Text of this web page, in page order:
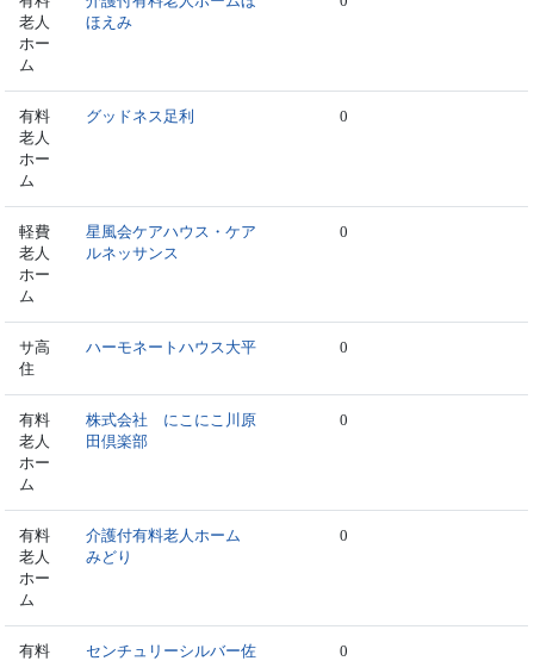
老人
ホー
ム
ほえみ
有料
老人
ホー
ム
グッドネス足利 0
軽費
老人
ホー
ム
星風会ケアハウス・ケア
ルネッサンス
0
サ高
住
ハーモネートハウス大平 0
有料
老人
ホー
ム
株式会社 にこにこ川原
田倶楽部
0
有料
老人
ホー
ム
介護付有料老人ホーム
みどり
0
有料
センチュリーシルバー佐
0